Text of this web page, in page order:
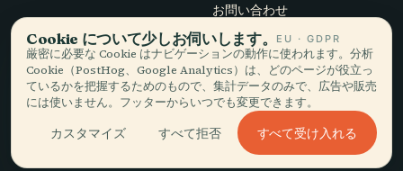
お問い合わせ
パートナーになる
法的事項
プライバシー
Cookie設定
Cookie について少しお伺いします。 EU · GDPR
厳密に必要な Cookie はナビゲーションの動作に使われます。分析
Cookie（PostHog、Google Analytics）は、どのページが役立っ
ているかを把握するためのもので、集計データのみで、広告や販売
には使いません。フッターからいつでも変更できます。
カスタマイズ すべて拒否 すべて受け入れる